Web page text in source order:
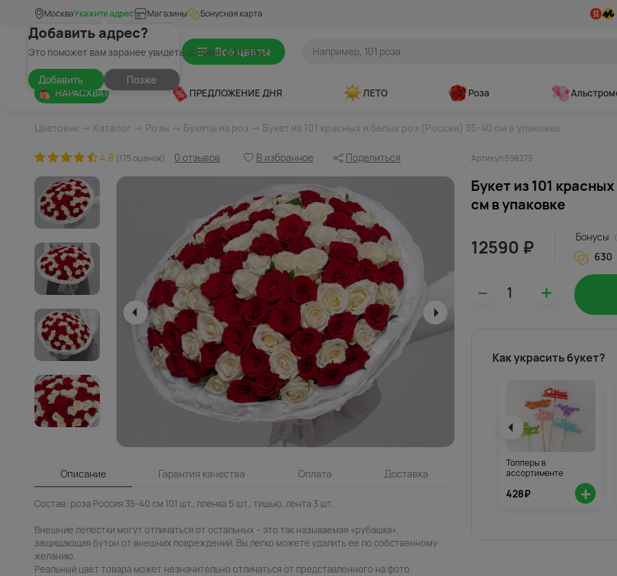
МоскваУкажите адрес
Добавить адрес?
Это поможет вам заранее увидеть условия доставки
Добавить Позже
Магазины Бонусная карта
Все цветы
НАРАСХВАТ ПРЕДЛОЖЕНИЕ ДНЯ ЛЕТО Роза
Цветовик → Каталог → Розы → Букеты из роз → Букет из 101 красных и белых роз (Россия) 35-40 см в упаковке
4.8 (175 оценок) 0 отзывов В избранное Поделиться Артикул 598275
Описание Гарантия качества Оплата Доставка
Состав: роза Россия 35-40 см 101 шт., пленка 5 шт., тишью, лента 3 шт.
Внешние лепестки могут отличаться от остальных – это так называемая «рубашка»,
защищающая бутон от внешних повреждений. Вы легко можете удалить ее по собственному
желанию.
Реальный цвет товара может незначительно отличаться от представленного на фото.
Букет из 101
см в упаковке
12590 ₽
Бонусы
630
– +
Как украсить букет?
Топперы в
ассортименте
428₽ +